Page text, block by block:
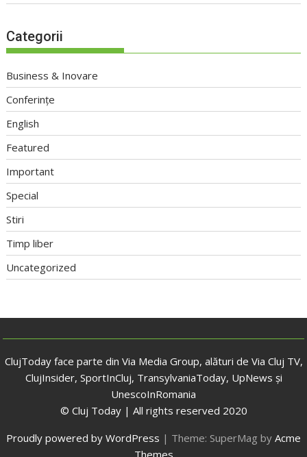
Categorii
Business & Inovare
Conferințe
English
Featured
Important
Special
Stiri
Timp liber
Uncategorized
ClujToday face parte din Via Media Group, alături de Via Cluj TV,
ClujInsider, SportInCluj, TransylvaniaToday, UpNews și
UnescoInRomania
© Cluj Today | All rights reserved 2020
Proudly powered by WordPress | Theme: SuperMag by Acme